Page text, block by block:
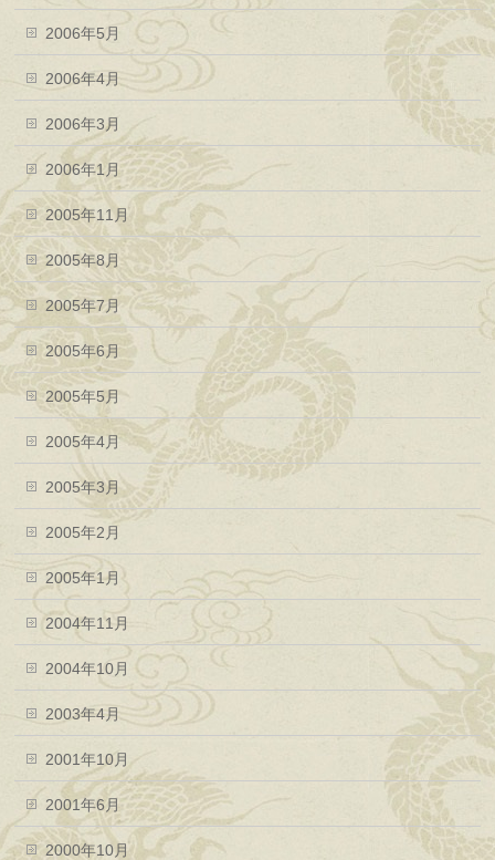
2006年5月
2006年4月
2006年3月
2006年1月
2005年11月
2005年8月
2005年7月
2005年6月
2005年5月
2005年4月
2005年3月
2005年2月
2005年1月
2004年11月
2004年10月
2003年4月
2001年10月
2001年6月
2000年10月